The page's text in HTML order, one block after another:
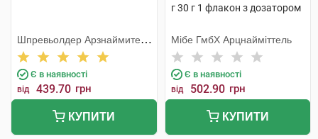
Шпревьолдер Арзнаймитель
Гмбх
Є в наявності
від 439.70 грн
КУПИТИ
г 30 г 1 флакон з дозатором
Мібе ГмбХ Арцнайміттель
Є в наявності
від 502.90 грн
КУПИТИ